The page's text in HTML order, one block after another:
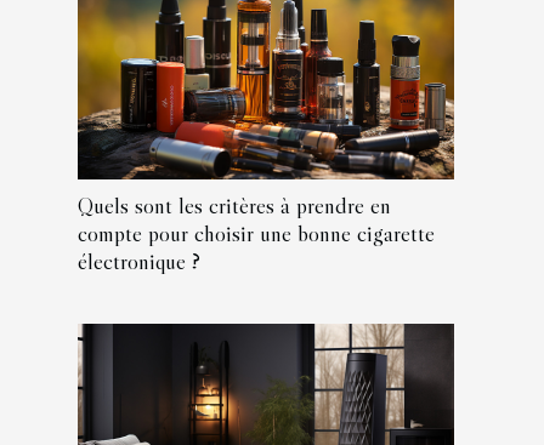
Quels sont les critères à prendre en
compte pour choisir une bonne cigarette
électronique ?